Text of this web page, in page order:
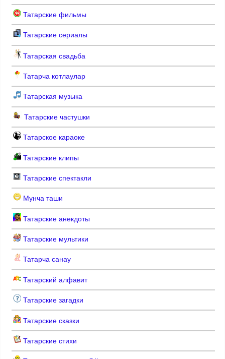
Татарские фильмы
Татарские сериалы
Татарская свадьба
Татарча котлаулар
Татарская музыка
Татарские частушки
Татарское караоке
Татарские клипы
Татарские спектакли
Мунча таши
Татарские анекдоты
Татарские мультики
Татарча санау
Татарский алфавит
Татарские загадки
Татарские сказки
Татарские стихи